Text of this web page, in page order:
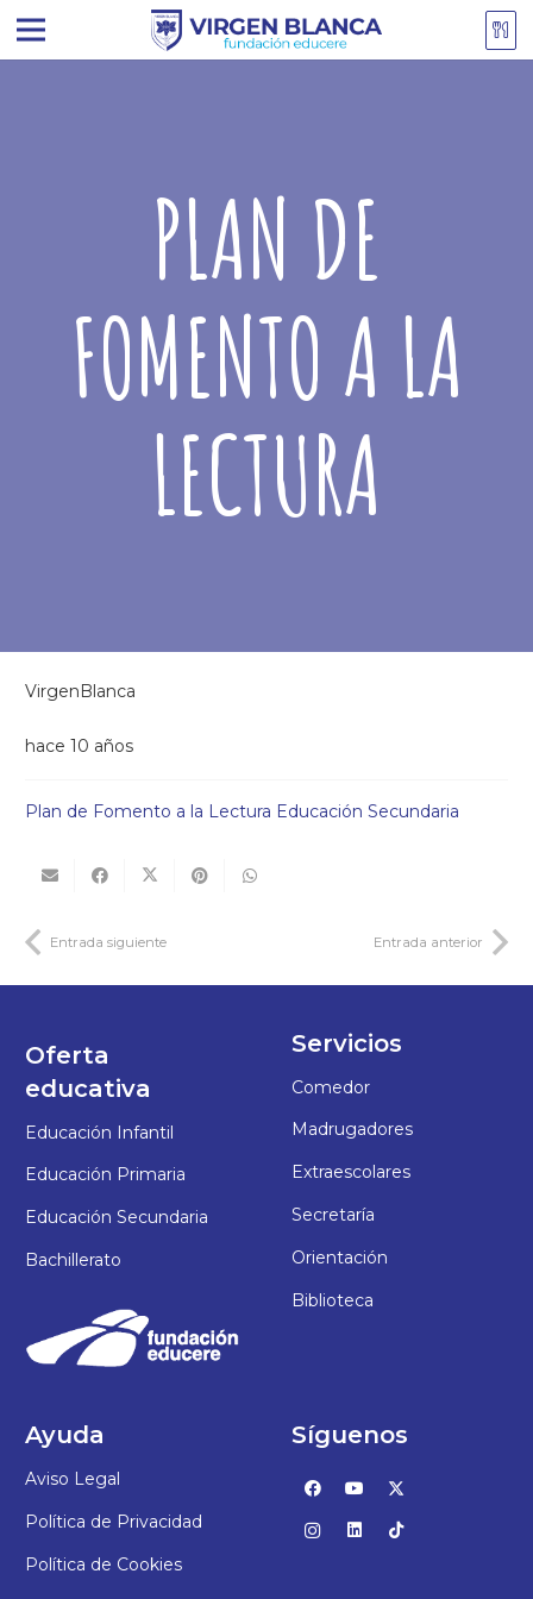
PLAN DE
FOMENTO A LA
LECTURA
VirgenBlanca
hace 10 años
Plan de Fomento a la Lectura Educación Secundaria
Entrada siguiente Entrada anterior
Oferta
educativa
Educación Infantil
Educación Primaria
Educación Secundaria
Bachillerato
Servicios
Comedor
Madrugadores
Extraescolares
Secretaría
Orientación
Biblioteca
Ayuda
Aviso Legal
Política de Privacidad
Política de Cookies
Síguenos